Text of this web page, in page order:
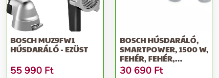
BOSCH MUZ9FW1
HÚSDARÁLÓ - EZÜST
55 990 Ft
BOSCH HÚSDARÁLÓ,
SMARTPOWER, 1500 W,
FEHÉR, FEHÉR,
MFW2520W
30 690 Ft